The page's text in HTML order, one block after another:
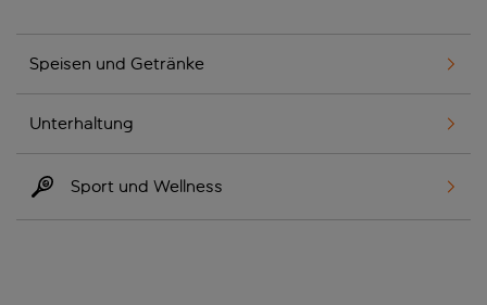
Speisen und Getränke
Unterhaltung
Sport und Wellness